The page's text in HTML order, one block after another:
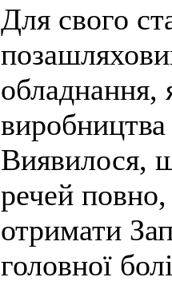
Для свого
обладнання,
Виявилося,
речей повно,
отримати
головної